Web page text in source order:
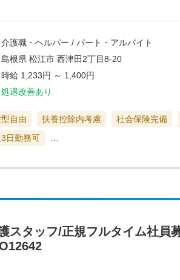
介護職・ヘルパー / パート・アルバイト
島根県 松江市 西津田2丁目8-20
時給 1,233円 ～ 1,400円
処遇改善あり
自由 扶養控除内考慮 社会保険完備
日勤務可
スタッフ/正規フルタイム社員